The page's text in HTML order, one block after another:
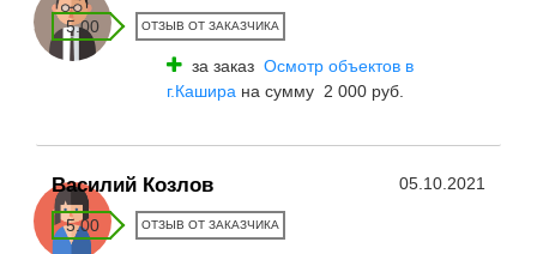
5.00 ОТЗЫВ ОТ ЗАКАЗЧИКА
за заказ Осмотр объектов в
г.Кашира на сумму 2 000 руб.
Василий Козлов 05.10.2021
5.00 ОТЗЫВ ОТ ЗАКАЗЧИКА